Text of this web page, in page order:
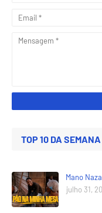
TOP 10 DA SEMANA
Mano
julho 31,